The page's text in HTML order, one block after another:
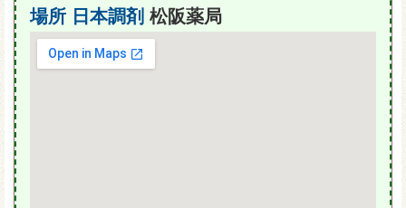
場所 日本調剤 松阪薬局